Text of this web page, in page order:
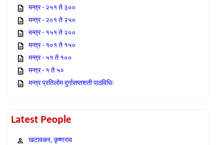
मन्त्र - २५१ ते ३००
मन्त्र - २०१ ते २५०
मन्त्र - १५१ ते २००
मन्त्र - १०१ ते १५०
मन्त्र - ५१ ते १००
मन्त्र - १ ते ५०
मन्त्र प्रतिलोम दुर्गासप्तशती पाठविधिः
Latest People
खटावकर, कृष्णराव